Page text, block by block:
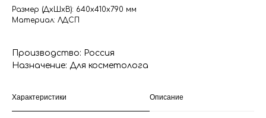
Размер (ДхШхВ): 640х410х790 мм
Материал: ЛДСП
Производство: Россия
Назначение: Для косметолога
Характеристики Описание